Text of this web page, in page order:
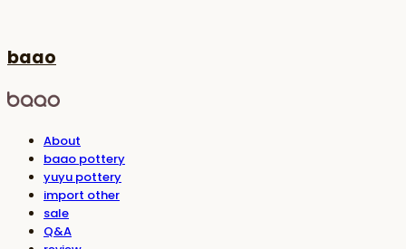
baao
About
baao pottery
yuyu pottery
import other
sale
Q&A